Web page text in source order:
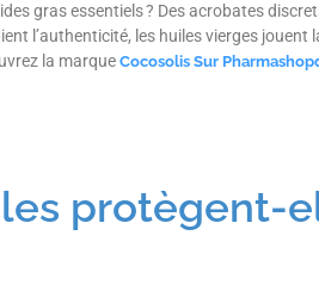
gras essentiels ? Des acrobates
l’authenticité, les huiles vierges
la marque Cocosolis Sur
protègent-